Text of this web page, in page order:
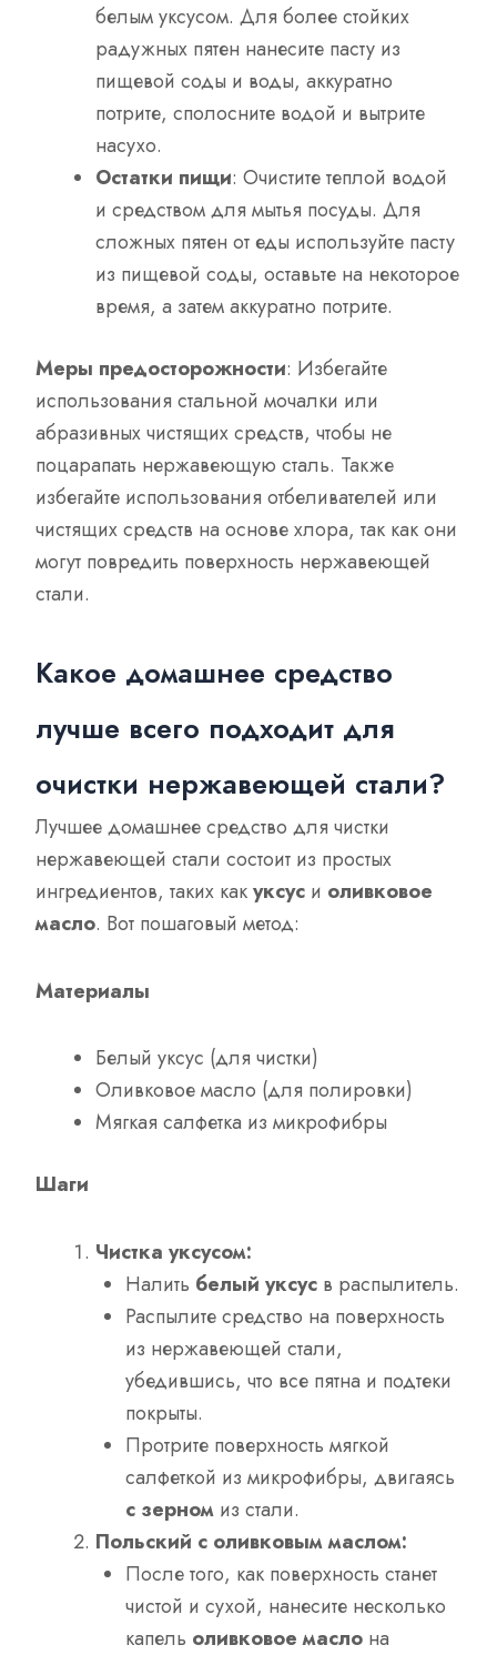
белым уксусом. Для более стойких
радужных пятен нанесите пасту из
пищевой соды и воды, аккуратно
потрите, сполосните водой и вытрите
насухо.
Остатки пищи: Очистите теплой водой
и средством для мытья посуды. Для
сложных пятен от еды используйте пасту
из пищевой соды, оставьте на некоторое
время, а затем аккуратно потрите.
Меры предосторожности: Избегайте
использования стальной мочалки или
абразивных чистящих средств, чтобы не
поцарапать нержавеющую сталь. Также
избегайте использования отбеливателей или
чистящих средств на основе хлора, так как они
могут повредить поверхность нержавеющей
стали.
Какое домашнее средство
лучше всего подходит для
очистки нержавеющей стали?
Лучшее домашнее средство для чистки
нержавеющей стали состоит из простых
ингредиентов, таких какуксус и оливковое
масло. Вот пошаговый метод:
Материалы
Белый уксус (для чистки)
Оливковое масло (для полировки)
Мягкая салфетка из микрофибры
Шаги
Чистка уксусом:
Налить белый уксус в распылитель.
Распылите средство на поверхность
из нержавеющей стали,
убедившись, что все пятна и подтеки
покрыты.
Протрите поверхность мягкой
салфеткой из микрофибры, двигаясь
с зерном из стали.
Польский с оливковым маслом:
После того, как поверхность станет
чистой и сухой, нанесите несколько
капель оливковое масло на